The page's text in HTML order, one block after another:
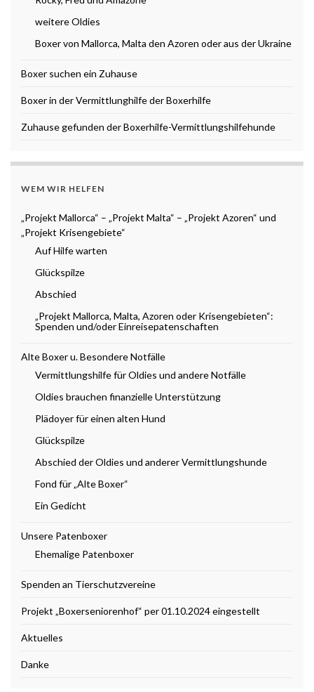
weitere Oldies
Boxer von Mallorca, Malta den Azoren oder aus der Ukraine
Boxer suchen ein Zuhause
Boxer in der Vermittlunghilfe der Boxerhilfe
Zuhause gefunden der Boxerhilfe-Vermittlungshilfehunde
WEM WIR HELFEN
„Projekt Mallorca“ – „Projekt Malta“ – „Projekt Azoren“ und
„Projekt Krisengebiete“
Auf Hilfe warten
Glückspilze
Abschied
„Projekt Mallorca, Malta, Azoren oder Krisengebieten“:
Spenden und/oder Einreisepatenschaften
Alte Boxer u. Besondere Notfälle
Vermittlungshilfe für Oldies und andere Notfälle
Oldies brauchen finanzielle Unterstützung
Plädoyer für einen alten Hund
Glückspilze
Abschied der Oldies und anderer Vermittlungshunde
Fond für „Alte Boxer“
Ein Gedicht
Unsere Patenboxer
Ehemalige Patenboxer
Spenden an Tierschutzvereine
Projekt „Boxerseniorenhof“ per 01.10.2024 eingestellt
Aktuelles
Danke